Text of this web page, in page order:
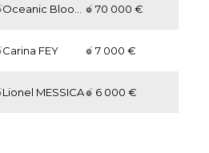
Oceanic Bloodstock Inc 70 000 €
Carina FEY 7 000 €
Lionel MESSICA 6 000 €